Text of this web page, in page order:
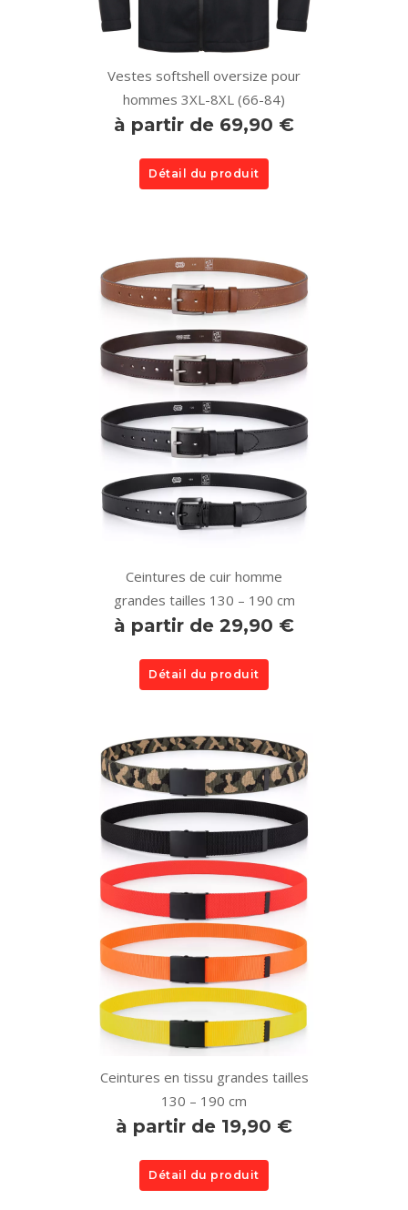
Vestes softshell oversize pour
hommes 3XL-8XL (66-84)
à partir de 69,90 €
Détail du produit
Ceintures de cuir homme
grandes tailles 130 – 190 cm
à partir de 29,90 €
Détail du produit
Ceintures en tissu grandes tailles
130 – 190 cm
à partir de 19,90 €
Détail du produit